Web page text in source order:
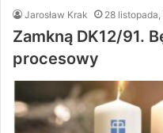
Jarosław Krak 28
Zamkną DK12/91.
procesowy